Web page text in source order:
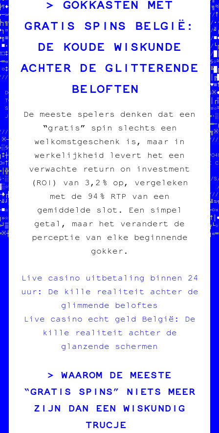
*1*-₿/X/YGON|GM=@EMIN      //
ONT MANGÉ TOUS LES S//////////////////////////////////
EN CROQUETTES       //                              //
HELP HELP           //  SOUTENIR LE PROJET          //
//  tout pour l'image imprimée  //
//
//////////////////////////////////
PAPIER /// CARBONE   //
fanzine /// édition  //
charleroi /// diy    //
////                       //
NOUS  /////////////////////////////
TON POGNON  //■■●─†♠╔──│//////////////////////////////////
STP MERCI   //┐┌○♥┐┘○┘┼╝//                              //
CHAT   //※•♥§¤─≈┌●‡//  SOUTENIR LE PROJET          //
//♥░★‡¤¶╬☆★═//  tout pour l'image imprimée  //
//
100% transwallon          //
100% légal                //▒※//  $$$  DU
mieux que sur le darkweb  //└★//  POUR COPIE
//
//  //////////
PAPIER /// CARBONE   //  //┌♠★♦╬•┘·¤═//
fanzine /// édition  //  //
charleroi /// diy    //  //
//  //
//
GRATIS SPINS BELGIË:
DE KOUDE WISKUNDE
ACHTER DE GLITTERENDE
BELOFTEN
De meeste spelers denken dat een
“gratis” spin slechts een
welkomstgeschenk is, maar in
werkelijkheid levert het een
verwachte return on investment
(ROI) van 3,2 % op, vergeleken
met de 94 % RTP van een
gemiddelde slot. Een simpel
getal, maar het verandert de
perceptie van elke beginnende
gokker.
Live casino uitbetaling binnen 24
uur: De kille realiteit achter de
glimmende beloftes
Live casino echt geld België: De
kille realiteit achter de
glanzende schermen
WAAROM DE MEESTE
“GRATIS SPINS” NIETS MEER
ZIJN DAN EEN WISKUNDIG
TRUCJE